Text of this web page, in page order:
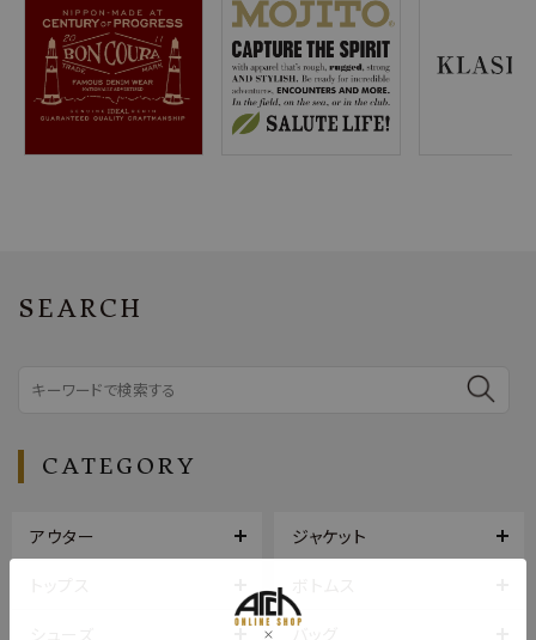
ACCOUNT MENU
ようこそ ゲスト 様
meeting_room ログイン 会員登録
SEARCH
CATEGORY
アウター ジャケット